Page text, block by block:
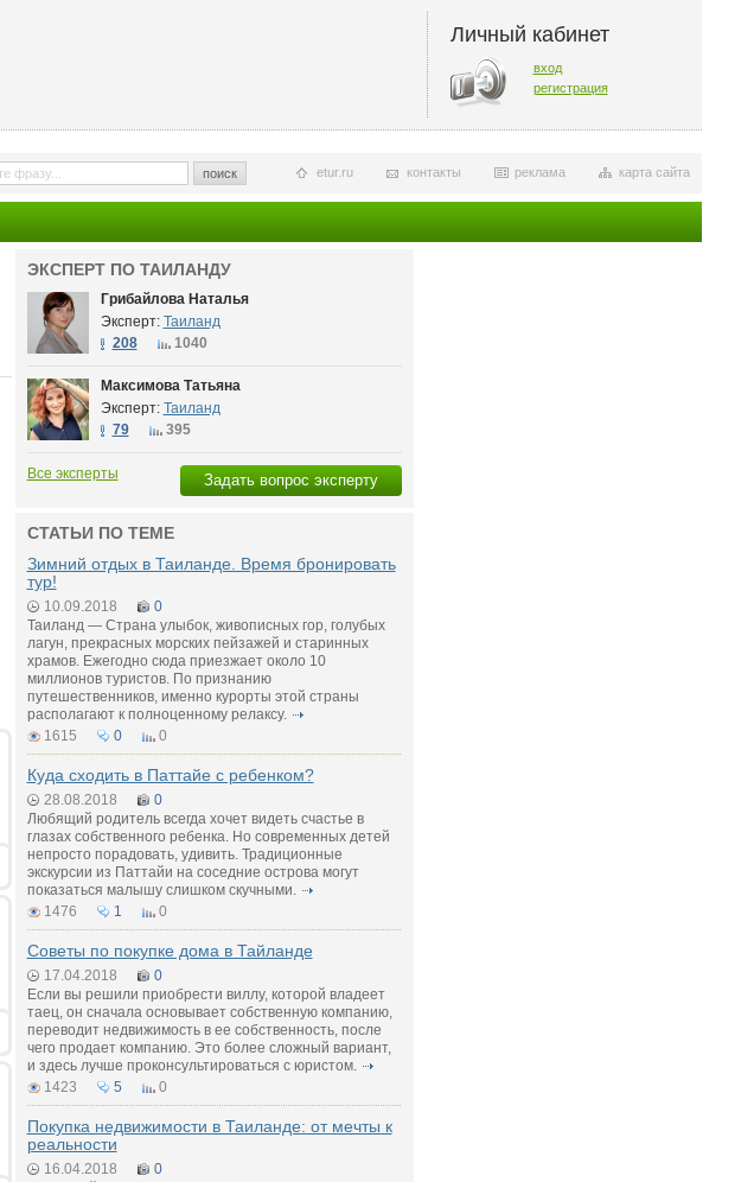
Личный кабинет
вход
регистрация
поиск карта сайта
реклама
контакты
etur.ru
ЭКСПЕРТ ПО ТАИЛАНДУ
Грибайлова Наталья
Эксперт: Таиланд
208
1040
Максимова Татьяна
Эксперт: Таиланд
79
395
Задать вопрос эксперту
Все эксперты
СТАТЬИ ПО ТЕМЕ
Зимний отдых в Таиланде. Время бронировать
тур!
10.09.2018
0
Таиланд — Страна улыбок, живописных гор, голубых
лагун, прекрасных морских пейзажей и старинных
храмов. Ежегодно сюда приезжает около 10
миллионов туристов. По признанию
путешественников, именно курорты этой страны
располагают к полноценному релаксу.
1615
0 0
Куда сходить в Паттайе с ребенком?
28.08.2018
0
Любящий родитель всегда хочет видеть счастье в
глазах собственного ребенка. Но современных детей
непросто порадовать, удивить. Традиционные
экскурсии из Паттайи на соседние острова могут
показаться малышу слишком скучными.
1476
1 0
Советы по покупке дома в Тайланде
17.04.2018
0
Если вы решили приобрести виллу, которой владеет
таец, он сначала основывает собственную компанию,
переводит недвижимость в ее собственность, после
чего продает компанию. Это более сложный вариант,
и здесь лучше проконсультироваться с юристом.
1423
5 0
Покупка недвижимости в Таиланде: от мечты к
реальности
16.04.2018
0